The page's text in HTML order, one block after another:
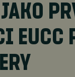
EUCC